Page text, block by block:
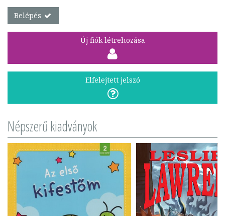
Belépés
Új fiók létrehozása
Elfelejtett jelszó
Népszerű kiadványok